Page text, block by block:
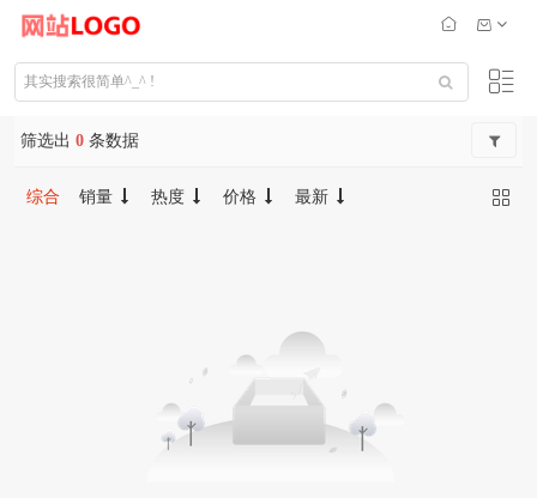
筛选出 0 条数据
综合 销量 热度 价格 最新